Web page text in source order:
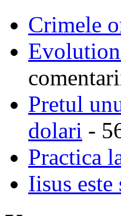
Crimele
Pretul
dolari -
Practica
Iisus este